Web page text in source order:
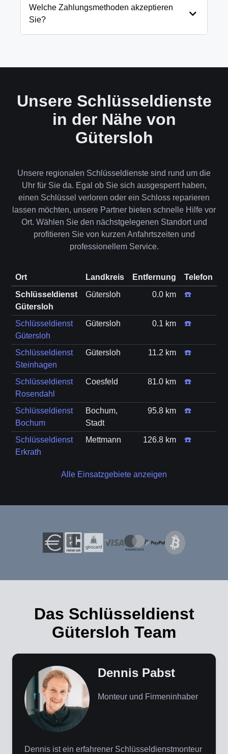
und öffnen Ihre Tür in 99% der Fälle
zerstörungsfrei. Nur in absoluten Ausnahmefällen,
Welche Zahlungsmethoden akzeptieren
Sie?
Unsere Schlüsseldienste
in der Nähe von
Gütersloh
Unsere regionalen Schlüsseldienste sind rund um die
Uhr für Sie da. Egal ob Sie sich ausgesperrt haben,
einen Schlüssel verloren oder ein Schloss reparieren
lassen möchten, unsere Partner bieten schnelle Hilfe vor
Ort. Wählen Sie den nächstgelegenen Standort und
profitieren Sie von kurzen Anfahrtszeiten und
professionellem Service.
Ort Landkreis Entfernung
Telefon
Schlüsseldienst
Gütersloh
Gütersloh 0.0 km ☎️
Schlüsseldienst
Gütersloh
Gütersloh 0.1 km ☎️
Schlüsseldienst
Steinhagen
Gütersloh 11.2 km ☎️
Schlüsseldienst
Rosendahl
Coesfeld 81.0 km ☎️
Schlüsseldienst
Bochum
Bochum,
Stadt
95.8 km ☎️
Schlüsseldienst
Erkrath
Mettmann 126.8 km ☎️
Alle Einsatzgebiete anzeigen
Das Schlüsseldienst
Gütersloh Team
Dennis Pabst
Monteur und Firmeninhaber
Dennis ist ein erfahrener Schlüsseldienstmonteur